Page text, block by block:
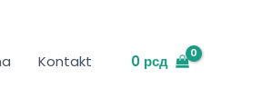
Kontakt 0 рсд